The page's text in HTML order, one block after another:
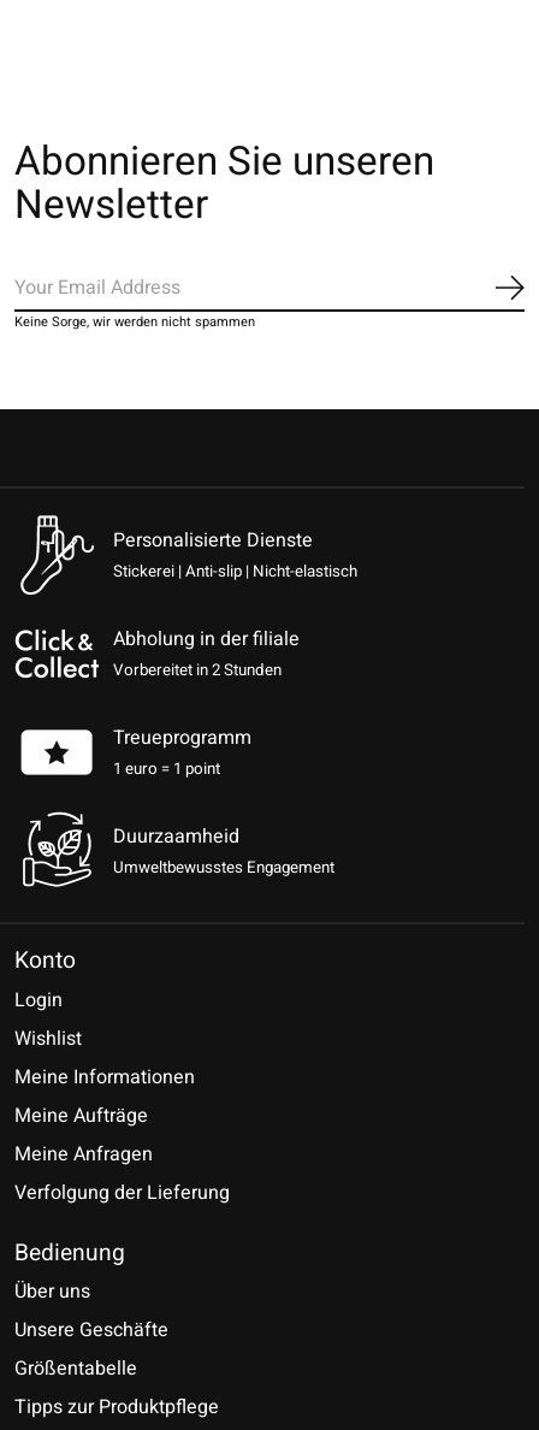
Abonnieren Sie unseren
Newsletter
Keine Sorge, wir werden nicht spammen
Personalisierte Dienste
Stickerei | Anti-slip | Nicht-elastisch
Abholung in der filiale
Vorbereitet in 2 Stunden
Treueprogramm
1 euro = 1 point
Duurzaamheid
Umweltbewusstes Engagement
Konto
Login
Wishlist
Meine Informationen
Meine Aufträge
Meine Anfragen
Verfolgung der Lieferung
Bedienung
Über uns
Unsere Geschäfte
Größentabelle
Tipps zur Produktpflege